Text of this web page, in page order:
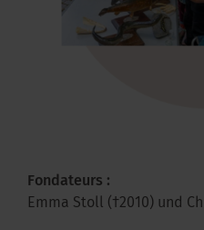
Fondateurs :
Emma Stoll (†2010) und